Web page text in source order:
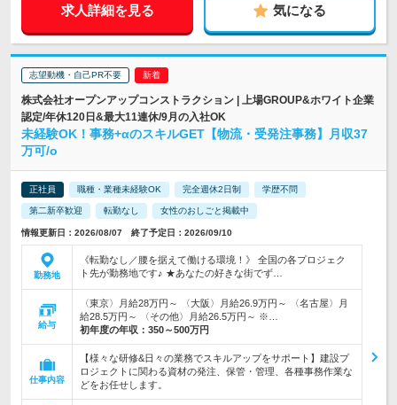
求人詳細を見る 気になる
志望動機・自己PR不要
株式会社オープンアップコンストラクション | 上場GROUP&ホワイト企業
認定/年休120日&最大11連休/9月の入社OK
未経験OK！事務+αのスキルGET【物流・受発注事務】月収37
万可/o
正社員 職種・業種未経験OK 完全週休2日制 学歴不問
第二新卒歓迎 転勤なし 女性のおしごと掲載中
情報更新日：2026/08/07 終了予定日：2026/09/10
勤務地
《転勤なし／腰を据えて働ける環境！》 全国の各プロジェク
ト先が勤務地です♪ ★あなたの好きな街でず…
給与
〈東京〉月給28万円～ 〈大阪〉月給26.9万円～ 〈名古屋〉月
給28.5万円～ 〈その他〉月給26.5万円～ ※…
初年度の年収： 350～500万円
仕事内容
【様々な研修&日々の業務でスキルアップをサポート】建設プ
ロジェクトに関わる資材の発注、保管・管理、各種事務作業な
どをお任せします。